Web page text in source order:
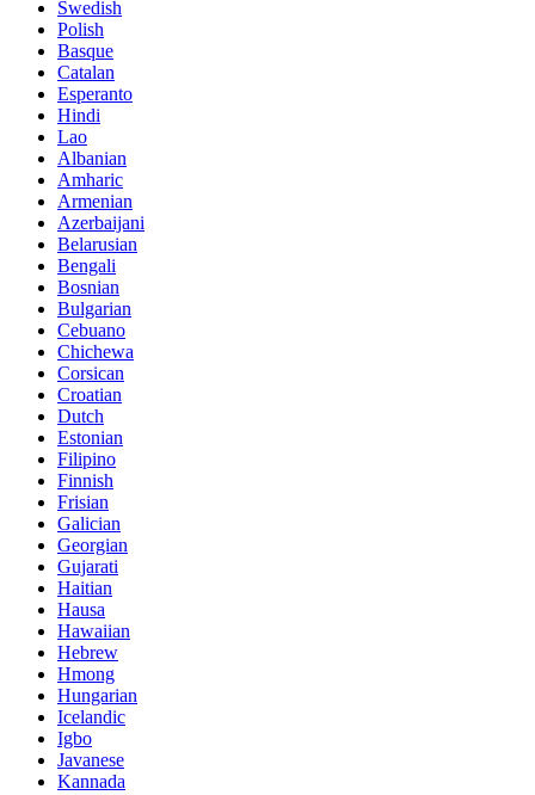
Swedish
Polish
Basque
Catalan
Esperanto
Hindi
Lao
Albanian
Amharic
Armenian
Azerbaijani
Belarusian
Bengali
Bosnian
Bulgarian
Cebuano
Chichewa
Corsican
Croatian
Dutch
Estonian
Filipino
Finnish
Frisian
Galician
Georgian
Gujarati
Haitian
Hausa
Hawaiian
Hebrew
Hmong
Hungarian
Icelandic
Igbo
Javanese
Kannada